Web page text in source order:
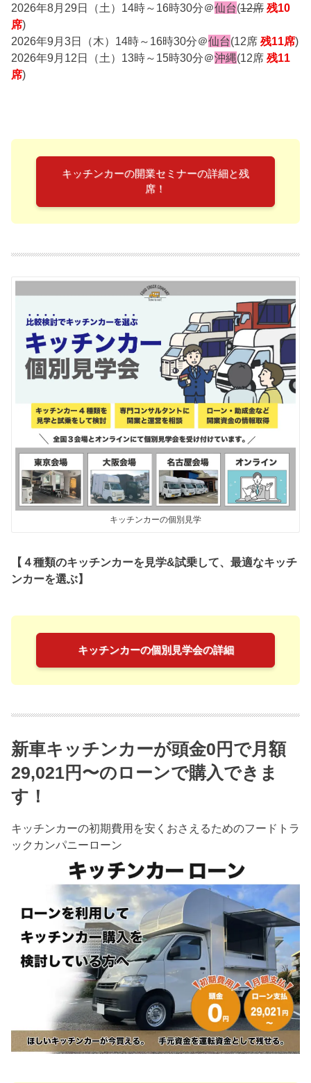
2026年8月29日（土）14時～16時30分＠仙台(12席 残10
席)
2026年9月3日（木）14時～16時30分＠仙台(12席 残11席)
2026年9月12日（土）13時～15時30分＠沖縄(12席 残11
席)
キッチンカーの開業セミナーの詳細と残
席！
キッチンカーの個別見学
【４種類のキッチンカーを見学&試乗して、最適なキッチ
ンカーを選ぶ】
キッチンカーの個別見学会の詳細
新車キッチンカーが頭金0円で月額
29,021円〜のローンで購入できま
す！
キッチンカーの初期費用を安くおさえるためのフードトラ
ックカンパニーローン